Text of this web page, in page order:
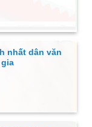
nhất dân văn